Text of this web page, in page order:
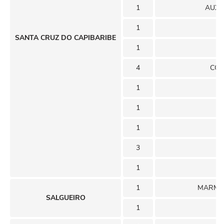
SANTA CRUZ DO CAPIBARIBE
1
1
1
4
1
1
1
3
1
SALGUEIRO
1
1